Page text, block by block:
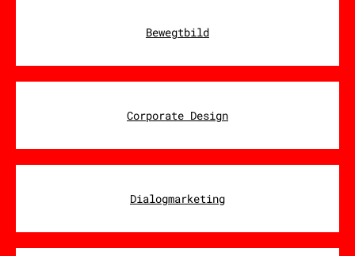
Bewegtbild
Corporate Design
Dialogmarketing